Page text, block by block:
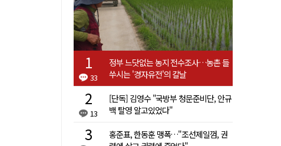
33
정부 느닷없는 농지 전수조사…농촌 들
쑤시는 '경자유전'의 칼날
13
[단독] 김영수 "국방부 청문준비단, 안규
백 탈영 알고있었다"
홍준표, 한동훈 맹폭…"조선제일껌, 권